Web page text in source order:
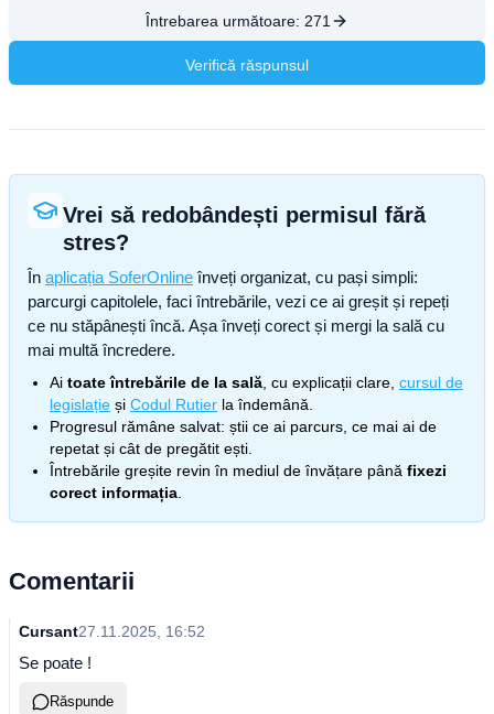
Întrebarea următoare: 271
Verifică răspunsul
Vrei să redobândești permisul fără
stres?
În aplicația SoferOnline înveți organizat, cu pași simpli:
parcurgi capitolele, faci întrebările, vezi ce ai greșit și repeți
ce nu stăpânești încă. Așa înveți corect și mergi la sală cu
mai multă încredere.
Ai toate întrebările de la sală , cu explicații clare, cursul de
legislație și Codul Rutier la îndemână.
Progresul rămâne salvat: știi ce ai parcurs, ce mai ai de
repetat și cât de pregătit ești.
Întrebările greșite revin în mediul de învățare până fixezi
corect informația
Comentarii
Cursant27.11.2025, 16:52
Se poate !
Răspunde